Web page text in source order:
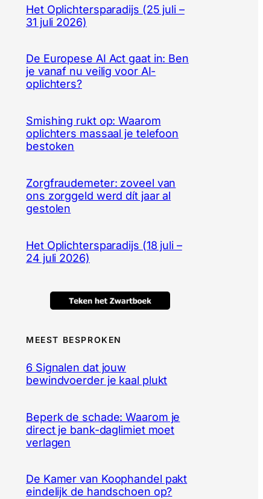
Het Oplichtersparadijs (25 juli –
31 juli 2026)
De Europese AI Act gaat in: Ben
je vanaf nu veilig voor AI-
oplichters?
Smishing rukt op: Waarom
oplichters massaal je telefoon
bestoken
Zorgfraudemeter: zoveel van
ons zorggeld werd dít jaar al
gestolen
Het Oplichtersparadijs (18 juli –
24 juli 2026)
MEEST BESPROKEN
6 Signalen dat jouw
bewindvoerder je kaal plukt
Beperk de schade: Waarom je
direct je bank-daglimiet moet
verlagen
De Kamer van Koophandel pakt
eindelijk de handschoen op?